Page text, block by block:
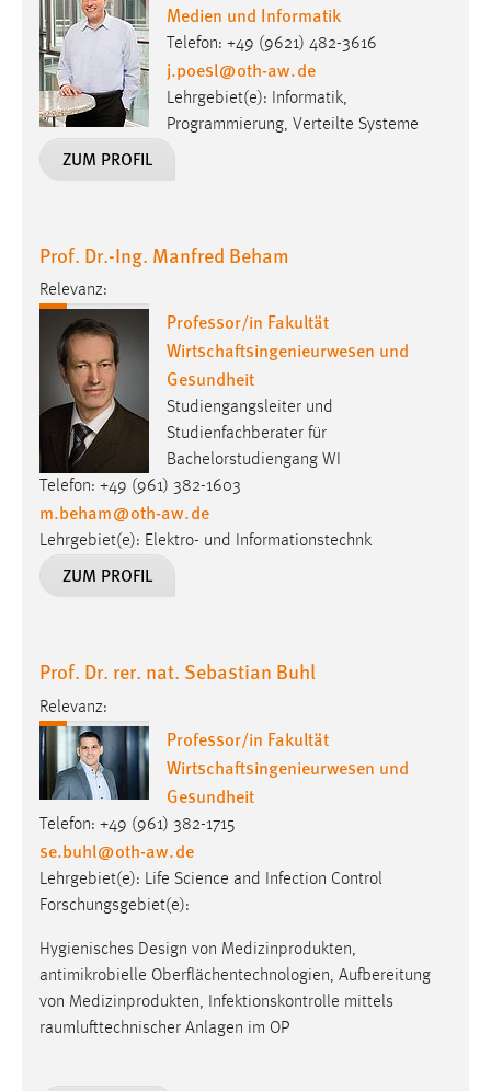
Medien und Informatik
Telefon: +49 (9621) 482-3616
j.poesl@oth-aw.de
Lehrgebiet(e): Informatik,
Programmierung, Verteilte Systeme
ZUM PROFIL
Prof. Dr.-Ing. Manfred Beham
Relevanz:
Professor/in Fakultät
Wirtschaftsingenieurwesen und
Gesundheit
Studiengangsleiter und
Studienfachberater für
Bachelorstudiengang WI
Telefon: +49 (961) 382-1603
m.beham@oth-aw.de
Lehrgebiet(e): Elektro- und Informationstechnk
ZUM PROFIL
Prof. Dr. rer. nat. Sebastian Buhl
Relevanz:
Professor/in Fakultät
Wirtschaftsingenieurwesen und
Gesundheit
Telefon: +49 (961) 382-1715
se.buhl@oth-aw.de
Lehrgebiet(e): Life Science and Infection Control
Forschungsgebiet(e):
Hygienisches Design von Medizinprodukten,
antimikrobielle Oberflächentechnologien, Aufbereitung
von Medizinprodukten, Infektionskontrolle mittels
raumlufttechnischer Anlagen im OP